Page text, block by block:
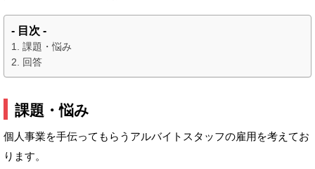
- 目次 -
課題・悩み
回答
課題・悩み
個人事業を手伝ってもらうアルバイトスタッフの雇用を考えてお
ります。